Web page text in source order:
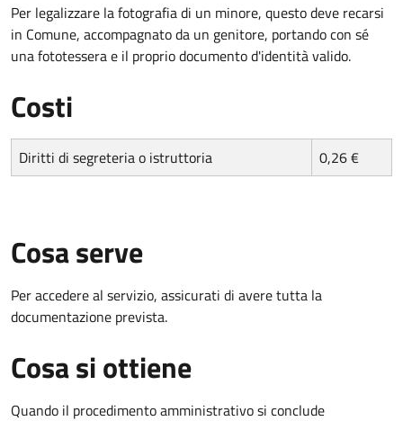
Per legalizzare la fotografia di un minore, questo deve recarsi
in Comune, accompagnato da un genitore, portando con sé
una fototessera e il proprio documento d'identità valido.
Costi
Diritti di segreteria o istruttoria 0,26 €
Cosa serve
Per accedere al servizio, assicurati di avere tutta la
documentazione prevista.
Cosa si ottiene
Quando il procedimento amministrativo si conclude